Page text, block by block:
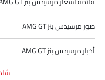
صور مرسيدس بنز AMG GT
أخبار مرسيدس بنز AMG GT